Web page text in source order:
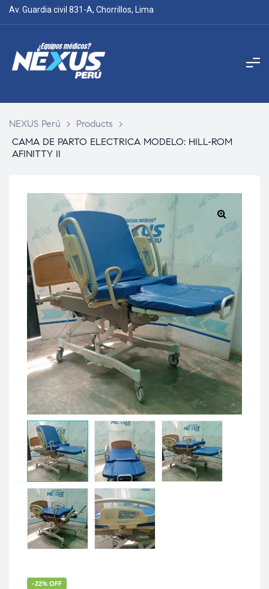
Av. Guardia civil 831-A, Chorrillos, Lima
NEXUS Perú > Products
>
CAMA DE PARTO ELECTRICA MODELO: HILL-ROM
AFINITTY II
-22% OFF